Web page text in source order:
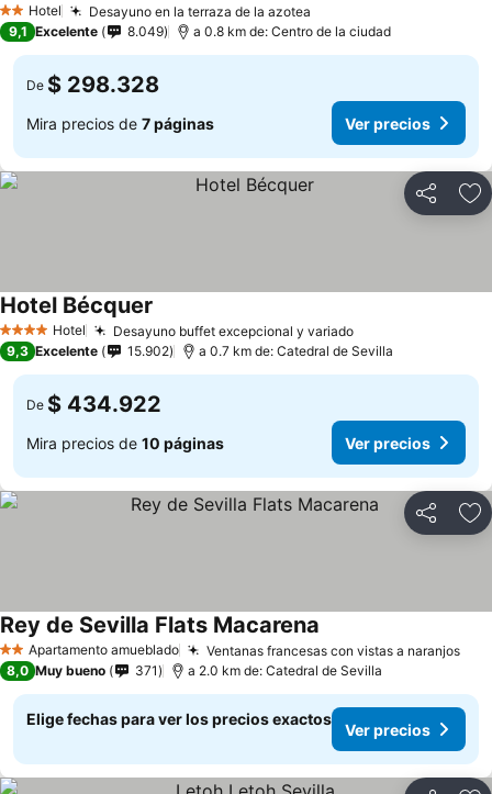
2 Estrellas
Hotel Desayuno en la terraza de la azotea
9,1 Excelente 8.049 a 0.8 km de: Centro de la ciudad
De $ 298.328
Mira precios de 7 páginas Ver precios
Compartir
4 EstrellasHotel Desayuno buffet excepcional y variado
Hotel Bécquer
9,3 Excelente 15.902 a 0.7 km de: Catedral de Sevilla
De $ 434.922
Mira precios de 10 páginas Ver precios
Compartir
2 EstrellasApartamento amueblado Ventanas francesas con vistas a naranjos
Rey de Sevilla Flats Macarena
8,0 Muy bueno 371 a 2.0 km de: Catedral de Sevilla
Elige fechas para ver los precios exactos
Ver precios